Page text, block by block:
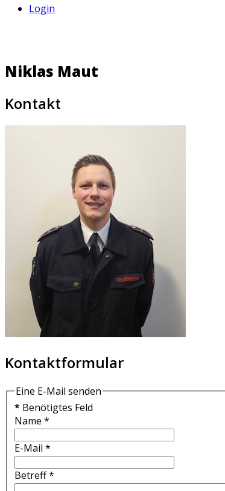
Login
Niklas Maut
Kontakt
Kontaktformular
Eine E-Mail senden
* Benötigtes Feld
Name *
E-Mail *
Betreff*